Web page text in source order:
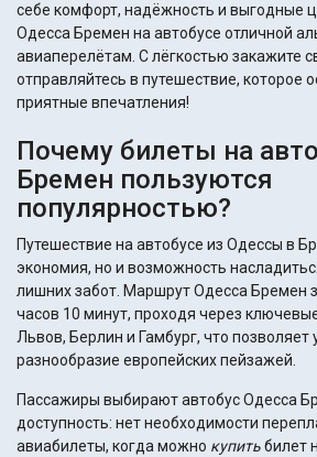
себе комфорт, надёжность и выгодные
Одесса Бремен на автобусе отличной
авиаперелётам. С лёгкостью закажите
отправляйтесь в путешествие, которое
приятные впечатления!
Почему билеты на
Бремен пользуются
популярностью?
Путешествие на автобусе из Одессы в
экономия, но и возможность
лишних забот. Маршрут Одесса Бремен
часов 10 минут, проходя через
Львов, Берлин и Гамбург, что позволяет
разнообразие европейских пейзажей.
Пассажиры выбирают автобус Одесса
доступность: нет необходимости
авиабилеты, когда можно купитьбилет